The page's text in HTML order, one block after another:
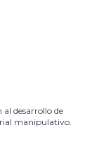
desarrollo de
manipulativo.